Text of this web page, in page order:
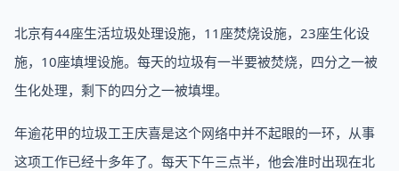
北京有44座生活垃圾处理设施，11座焚烧设施，23座生化设
施，10座填埋设施。每天的垃圾有一半要被焚烧，四分之一被
生化处理，剩下的四分之一被填埋。
年逾花甲的垃圾工王庆喜是这个网络中并不起眼的一环，从事
这项工作已经十多年了。每天下午三点半，他会准时出现在北